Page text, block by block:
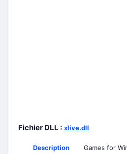
Fichier DLL : xlive.dll
Description
Games for